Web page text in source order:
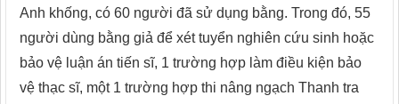
Anh khống, có 60 người đã sử dụng bằng. Trong đó, 55
người dùng bằng giả để xét tuyển nghiên cứu sinh hoặc
bảo vệ luận án tiến sĩ, 1 trường hợp làm điều kiện bảo
vệ thạc sĩ, một 1 trường hợp thi nâng ngạch Thanh tra